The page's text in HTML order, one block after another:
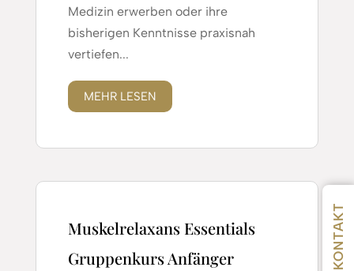
Medizin erwerben oder ihre
bisherigen Kenntnisse praxisnah
vertiefen...
MEHR LESEN
Muskelrelaxans Essentials
Gruppenkurs Anfänger
KONTAKT